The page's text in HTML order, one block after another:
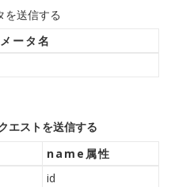
を送信する
ータ名
エストを送信する
name属性
id